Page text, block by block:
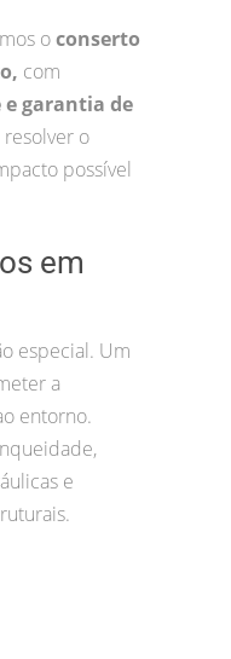
oconserto
com
garantia de
o
possível
em
especial. Um
a
entorno.
e